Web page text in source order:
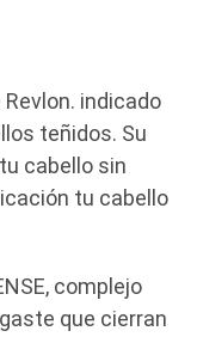
Revlon. indicado
teñidos. Su
cabello sin
tu cabello
complejo
que cierran